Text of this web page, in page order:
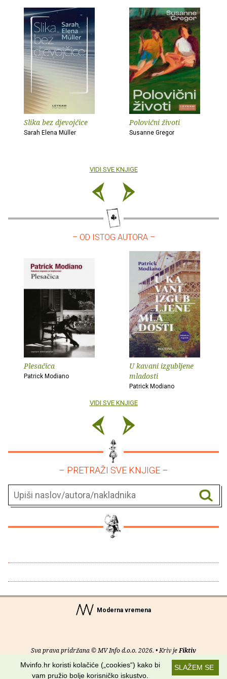
Slika bez djevojčice
Sarah Elena Müller
Polovični životi
Susanne Gregor
VIDI SVE KNJIGE
– OD ISTOG AUTORA –
Plesačica
Patrick Modiano
U kavani izgubljene
mladosti
Patrick Modiano
VIDI SVE KNJIGE
– PRETRAŽI SVE KNJIGE –
Moderna vremena
Sva prava pridržana © MV Info d.o.o. 2026. • Kriv jeFiktiv
Uvjeti korištenja RSS kanaliSLAŽEM SE
Mvinfo.hr koristi kolačiće („cookies“) kako bi
vam pružio bolje korisničko iskustvo.